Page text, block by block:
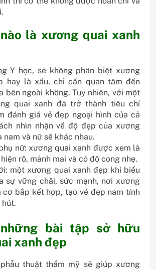
là xương quai xanh
Y học, sẽ không phân biệt xương
hay là xấu, chỉ cần quan tâm đến
bên ngoài không. Tuy nhiên, với một
quai xanh đã trở thành tiêu chí
đánh giá vẻ đẹp ngoại hình của cả
nhìn nhận về độ đẹp của xương
nam và nữ sẽ khác nhau.
nữ: xương quai xanh được xem là
rõ, mảnh mai và có độ cong nhẹ.
một xương quai xanh đẹp khi biểu
sự vững chãi, sức mạnh, nơi xương
cơ bắp kết hợp, tạo vẻ đẹp nam tính
hút.
bài tập sở hữu
xanh đẹp
thuật thẩm mỹ sẽ giúp xương